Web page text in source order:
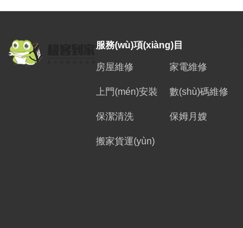
服務(wù)項(xiàng)目
房屋維修 家電維修
上門(mén)安裝 數(shù)碼維修
保潔清洗 保姆月嫂
搬家貨運(yùn)